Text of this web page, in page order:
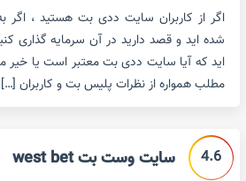
اگر از کاربران سایت ددی بت هستید ، اگر
شده اید و قصد دارید در آن سرمایه گذاری
اید که آیا سایت ددی بت معتبر است یا خیر
مطلب همواره از نظرات پلیس بت و کاربران […]
4.6 سایت وست بت west bet